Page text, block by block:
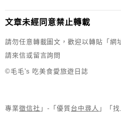
文章未經同意禁止轉載
請勿任意轉載圖文，歡迎以轉貼「網
請來信或留言詢問
©毛毛's 吃美食愛旅遊日誌
專業徵信社 」-「優質台中尋人 」「找